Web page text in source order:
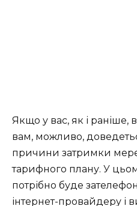
Якщо у вас, як і
вам, можливо,
причини затримки
тарифного плану. У
потрібно буде
інтернет-провайдеру і